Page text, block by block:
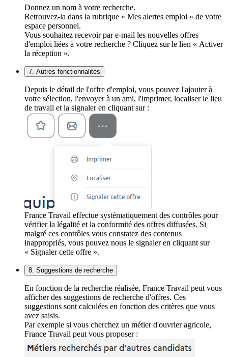
Donnez un nom à votre recherche.
Retrouvez-la dans la rubrique « Mes alertes emploi » de votre
espace personnel.
Vous souhaitez recevoir par e-mail les nouvelles offres
d'emploi liées à votre recherche ? Cliquez sur le lien « Activer
la réception ».
7. Autres fonctionnalités
Depuis le détail de l'offre d'emploi, vous pouvez l'ajouter à
votre sélection, l'envoyer à un ami, l'imprimer, localiser le lieu
de travail et la signaler en cliquant sur :
France Travail effectue systématiquement des contrôles pour
vérifier la légalité et la conformité des offres diffusées. Si
malgré ces contrôles vous constatez des contenus
inappropriés, vous pouvez nous le signaler en cliquant sur
« Signaler cette offre ».
8. Suggestions de recherche
En fonction de la recherche réalisée, France Travail peut vous
afficher des suggestions de recherche d'offres. Ces
suggestions sont calculées en fonction des critères que vous
avez saisis.
Par exemple si vous cherchez un métier d'ouvrier agricole,
France Travail peut vous proposer :